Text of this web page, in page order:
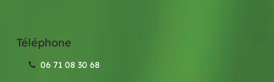
Téléphone
06 71 08 30 68